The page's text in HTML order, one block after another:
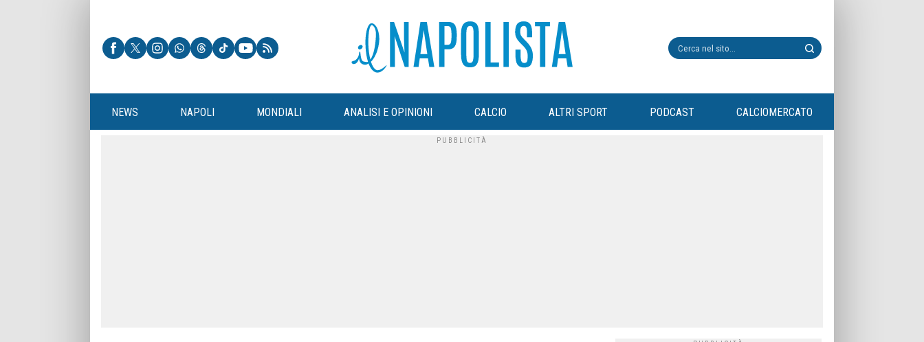
NEWS NAPOLI MONDIALI ANALISI E OPINIONI CALCIO ALTRI SPORT PODCAST CALCIOMERCATO